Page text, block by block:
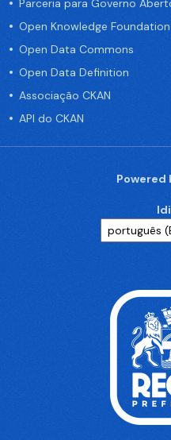
Parceria para Governo
Open Knowledge Foundation
Open Data Commons
Open Data Definition
Associação CKAN
API do CKAN
Powered